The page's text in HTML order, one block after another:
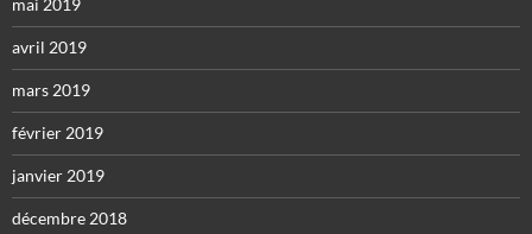
avril 2019
mars 2019
février 2019
janvier 2019
décembre 2018